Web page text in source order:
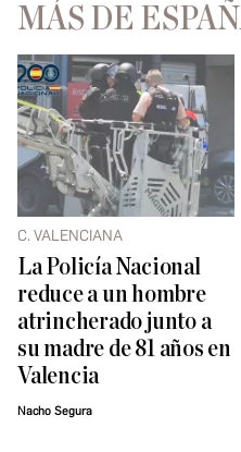
MÁS DE
C. VALENCIANA
La Policía Nacional
reduce a un hombre
atrincherado junto a
su madre de 81 años en
Valencia
Nacho Segura